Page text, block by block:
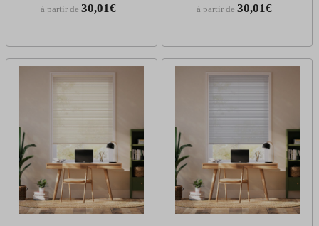
à partir de 30,01€ à partir de 30,01€